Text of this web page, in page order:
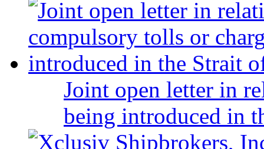
Joint open letter in
being introduced in